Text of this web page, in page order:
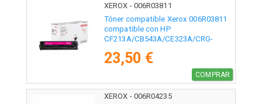
XEROX - 006R03811
Tóner compatible Xerox 006R03811
compatible con HP
CF213A/CB543A/CE323A/CRG-
Magenta
23,50 €
COMPRAR
XEROX - 006R04235